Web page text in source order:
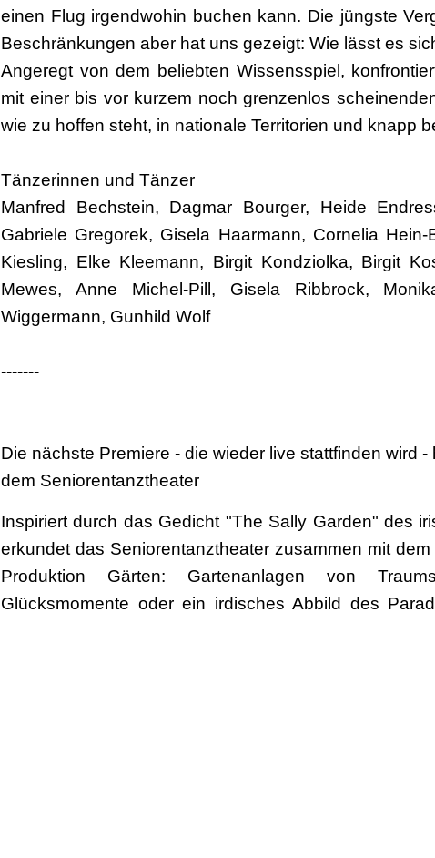
einen Flug irgendwohin buchen kann. Die jüngste
Beschränkungen aber hat uns gezeigt: Wie lässt es
Angeregt von dem beliebten Wissensspiel,
mit einer bis vor kurzem noch grenzenlos
wie zu hoffen steht, in nationale Territorien und knapp
Tänzerinnen und Tänzer
Manfred Bechstein, Dagmar Bourger, Heide
Gabriele Gregorek, Gisela Haarmann, Cornelia
Kiesling, Elke Kleemann, Birgit Kondziolka, Birgit
Mewes, Anne Michel-Pill, Gisela Ribbrock,
Wiggermann, Gunhild Wolf
-------
Die nächste Premiere - die wieder live stattfinden wird -
dem Seniorentanztheater
Inspiriert durch das Gedicht "The Sally Garden" des
erkundet das Seniorentanztheater zusammen mit
Produktion Gärten: Gartenanlagen von
Glücksmomente oder ein irdisches Abbild des